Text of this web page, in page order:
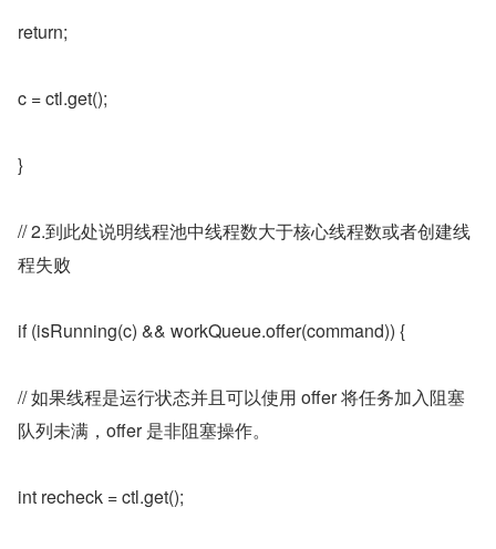
return;
c = ctl.get();
}
// 2.到此处说明线程池中线程数大于核心线程数或者创建线
程失败
if (isRunning(c) && workQueue.offer(command)) {
// 如果线程是运行状态并且可以使用 offer 将任务加入阻塞
队列未满，offer 是非阻塞操作。
int recheck = ctl.get();